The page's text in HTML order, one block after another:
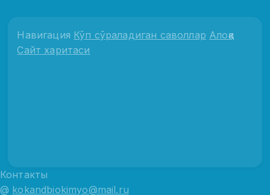
Навигация Кўп сўраладиган саволлар Алоқа
Сайт харитаси
Контакты
@ kokandbiokimyo@mail.ru